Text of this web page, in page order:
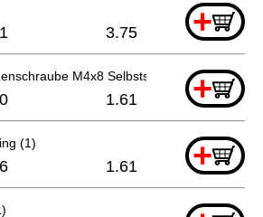
+
3.75
M4x8 Selbsts. (schwarz)
+
1.61
(1) +
1.61